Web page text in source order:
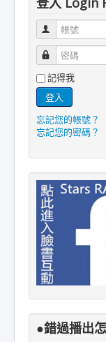
帳號
密碼
記得我
登入
忘記您的帳號？
忘記您的密碼？
●錯過播出